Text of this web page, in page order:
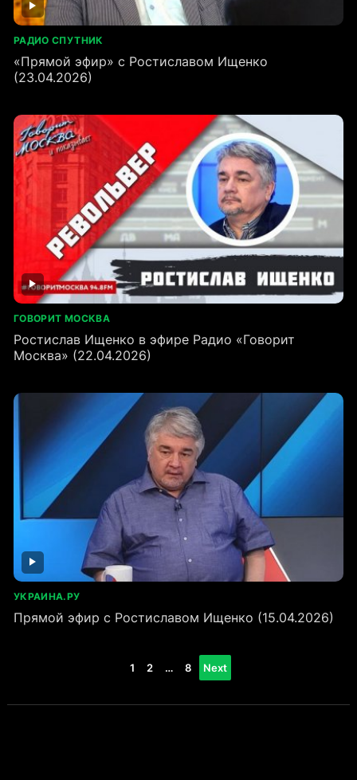
РАДИО СПУТНИК
«Прямой эфир» с Ростиславом Ищенко
(23.04.2026)
ГОВОРИТ МОСКВА
Ростислав Ищенко в эфире Радио «Говорит
Москва» (22.04.2026)
УКРАИНА.РУ
Прямой эфир с Ростиславом Ищенко (15.04.2026)
1 2 … 8 Next